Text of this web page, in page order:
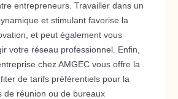
entrepreneurs. Travailler dans un
et stimulant favorise la
et peut également vous
votre réseau professionnel. Enfin,
chez AMGEC vous offre la
de tarifs préférentiels pour la
de réunion ou de bureaux